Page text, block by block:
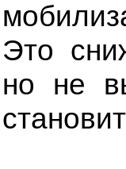
Это
но не